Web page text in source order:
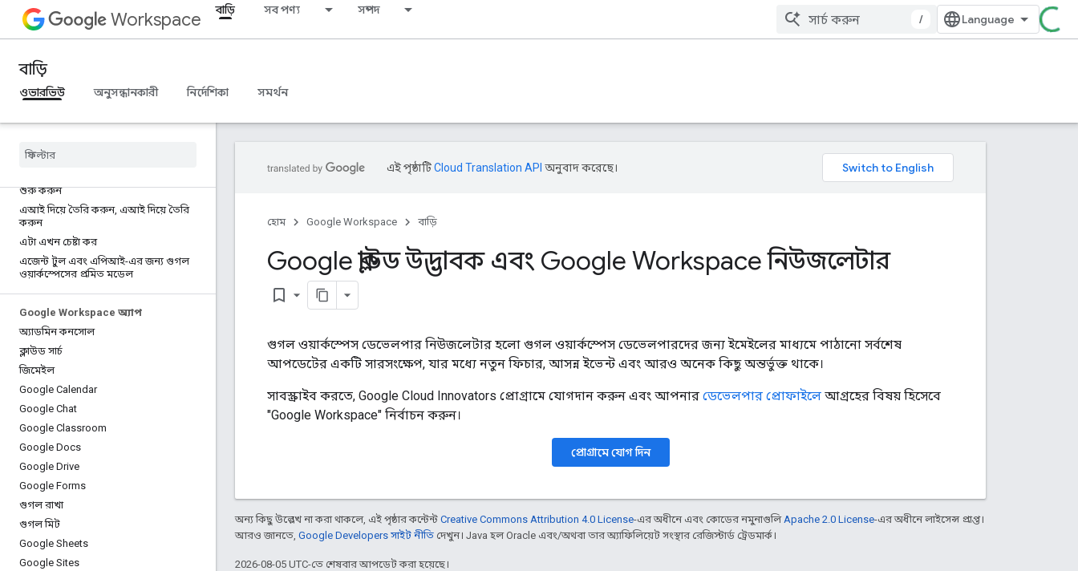
Workspace বাড়ি সব পণ্য সম্পদ
/
বাড়ি
ওভারভিউ অনুসন্ধানকারী নির্দেশিকা সমর্থন
বাড়ি
শুরু করুন
এআই দিয়ে তৈরি করুন, এআই দিয়ে তৈরি
করুন
এটা এখন চেষ্টা কর
এজেন্ট টুল এবং এপিআই-এর জন্য গুগল
ওয়ার্কস্পেসের প্রমিত মডেল
Google Workspace অ্যাপ
অ্যাডমিন কনসোল
ক্লাউড সার্চ
জিমেইল
Google Calendar
Google Chat
Google Classroom
Google Docs
Google Drive
Google Forms
গুগল রাখা
গুগল মিট
Google Sheets
Google Sites
এই পৃষ্ঠাটিCloud Translation API অনুবাদ করেছে।
হোম Google Workspace বাড়ি
Google ক্লাউড উদ্ভাবক এবং Google Workspace নিউজলেটার
bookmark_border
গুগল ওয়ার্কস্পেস ডেভেলপার নিউজলেটার হলো গুগল ওয়ার্কস্পেস ডেভেলপারদের জন্য ইমেইলের মাধ্যমে পাঠানো সর্বশেষ
আপডেটের একটি সারসংক্ষেপ, যার মধ্যে নতুন ফিচার, আসন্ন ইভেন্ট এবং আরও অনেক কিছু অন্তর্ভুক্ত থাকে।
সাবস্ক্রাইব করতে, Google Cloud Innovators প্রোগ্রামে যোগদান করুন এবং আপনার ডেভেলপার প্রোফাইলে আগ্রহের বিষয় হিসেবে
"Google Workspace" নির্বাচন করুন।
প্রোগ্রামে যোগ দিন
অন্য কিছু উল্লেখ না করা থাকলে, এই পৃষ্ঠার কন্টেন্ট Creative Commons Attribution 4.0 License-এর অধীনে এবং কোডের নমুনাগুলি Apache 2.0 License-এর অধীনে লাইসেন্স প্রাপ্ত।
আরও জানতে, Google Developers সাইট নীতি দেখুন। Java হল Oracle এবং/অথবা তার অ্যাফিলিয়েট সংস্থার রেজিস্টার্ড ট্রেডমার্ক।
2026-08-05 UTC-তে শেষবার আপডেট করা হয়েছে।